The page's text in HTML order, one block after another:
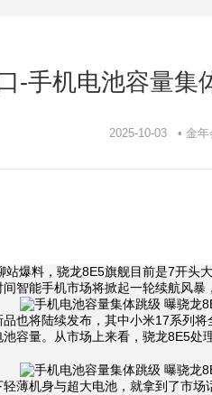
-手机电池容量
2025-10-03 • 金年
料，骁龙8E5旗舰目前是7开头
智能手机市场将掀起一轮续航风暴
将陆续发布，其中小米17系列将
容量。从市场上来看，骁龙8E5
机身与超大电池，就拿到了市场